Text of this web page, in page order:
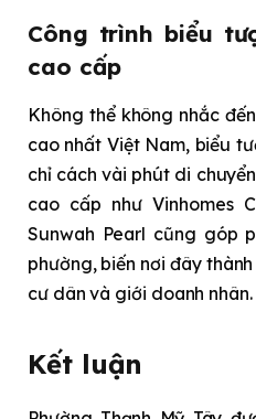
Công trình biểu
cao cấp
Không thể không nhắc
cao nhất Việt Nam, biểu
chỉ cách vài phút di
cao cấp như Vinhomes
Sunwah Pearl cũng góp
phường, biến nơi đây
cư dân và giới doanh nhân.
Kết luận